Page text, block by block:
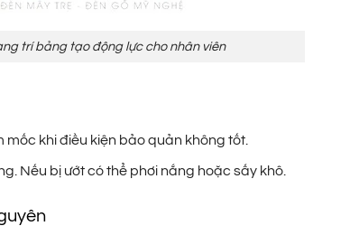
trí bảng tạo động lực cho nhân viên
khi điều kiện bảo quản không tốt.
Nếu bị ướt có thể phơi nắng hoặc sấy khô.